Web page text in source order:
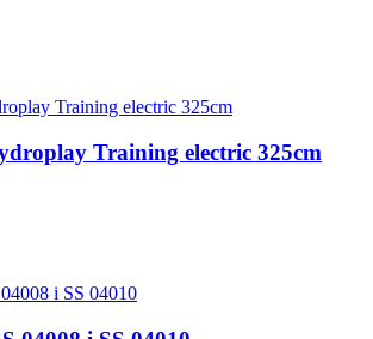
Training electric 325cm